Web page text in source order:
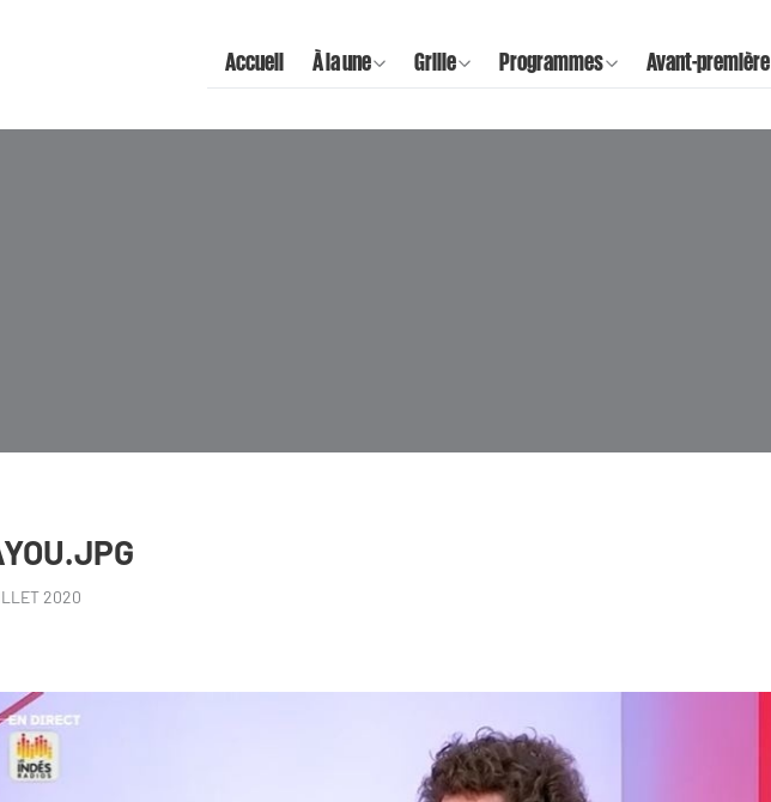
Accueil À la une Grille Programmes Avant-première
2020